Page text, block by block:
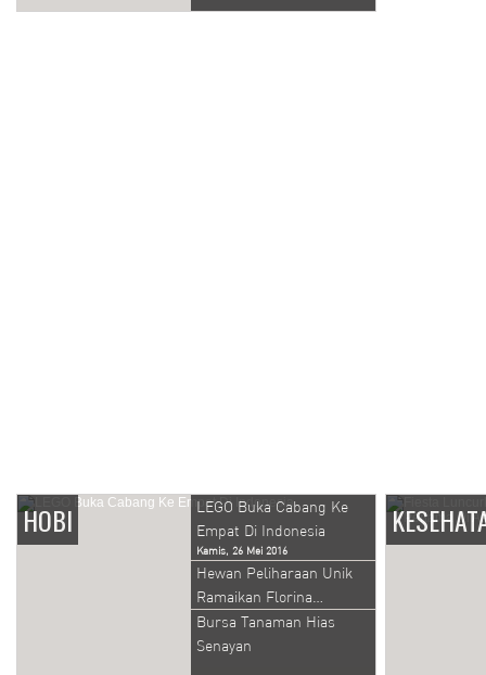
HOBI
LEGO Buka Cabang Ke
Empat Di Indonesia
Kamis, 26 Mei 2016
Hewan Peliharaan Unik
Ramaikan Florina…
Bursa Tanaman Hias
Senayan